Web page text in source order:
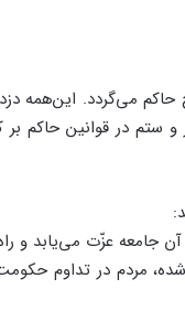
حاکم می‌گردد. این‌همه
در قوانین حاکم بر
آن جامعه عزّت می‌یابد و
مردم در تداوم